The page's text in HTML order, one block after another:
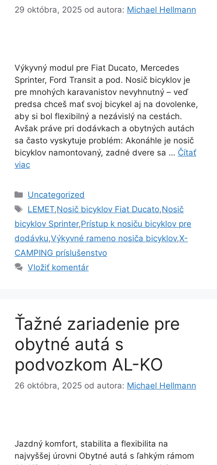
29 októbra, 2025 od autora: Michael Hellmann
Výkyvný modul pre Fiat Ducato, Mercedes
Sprinter, Ford Transit a pod. Nosič bicyklov je
pre mnohých karavanistov nevyhnutný – veď
predsa chceš mať svoj bicykel aj na dovolenke,
aby si bol flexibilný a nezávislý na cestách.
Avšak práve pri dodávkach a obytných autách
sa často vyskytuje problém: Akonáhle je nosič
bicyklov namontovaný, zadné dvere sa … Čítať
viac
Kategórie
Uncategorized
Značky
LEMET,Nosič bicyklov Fiat Ducato,Nosič
bicyklov Sprinter,Prístup k nosiču bicyklov pre
dodávku,Výkyvné rameno nosiča bicyklov,X-
CAMPING príslušenstvo
Vložiť komentár
Ťažné zariadenie pre
obytné autá s
podvozkom AL-KO
26 októbra, 2025 od autora: Michael Hellmann
Jazdný komfort, stabilita a flexibilita na
najvyššej úrovni Obytné autá s ľahkým rámom